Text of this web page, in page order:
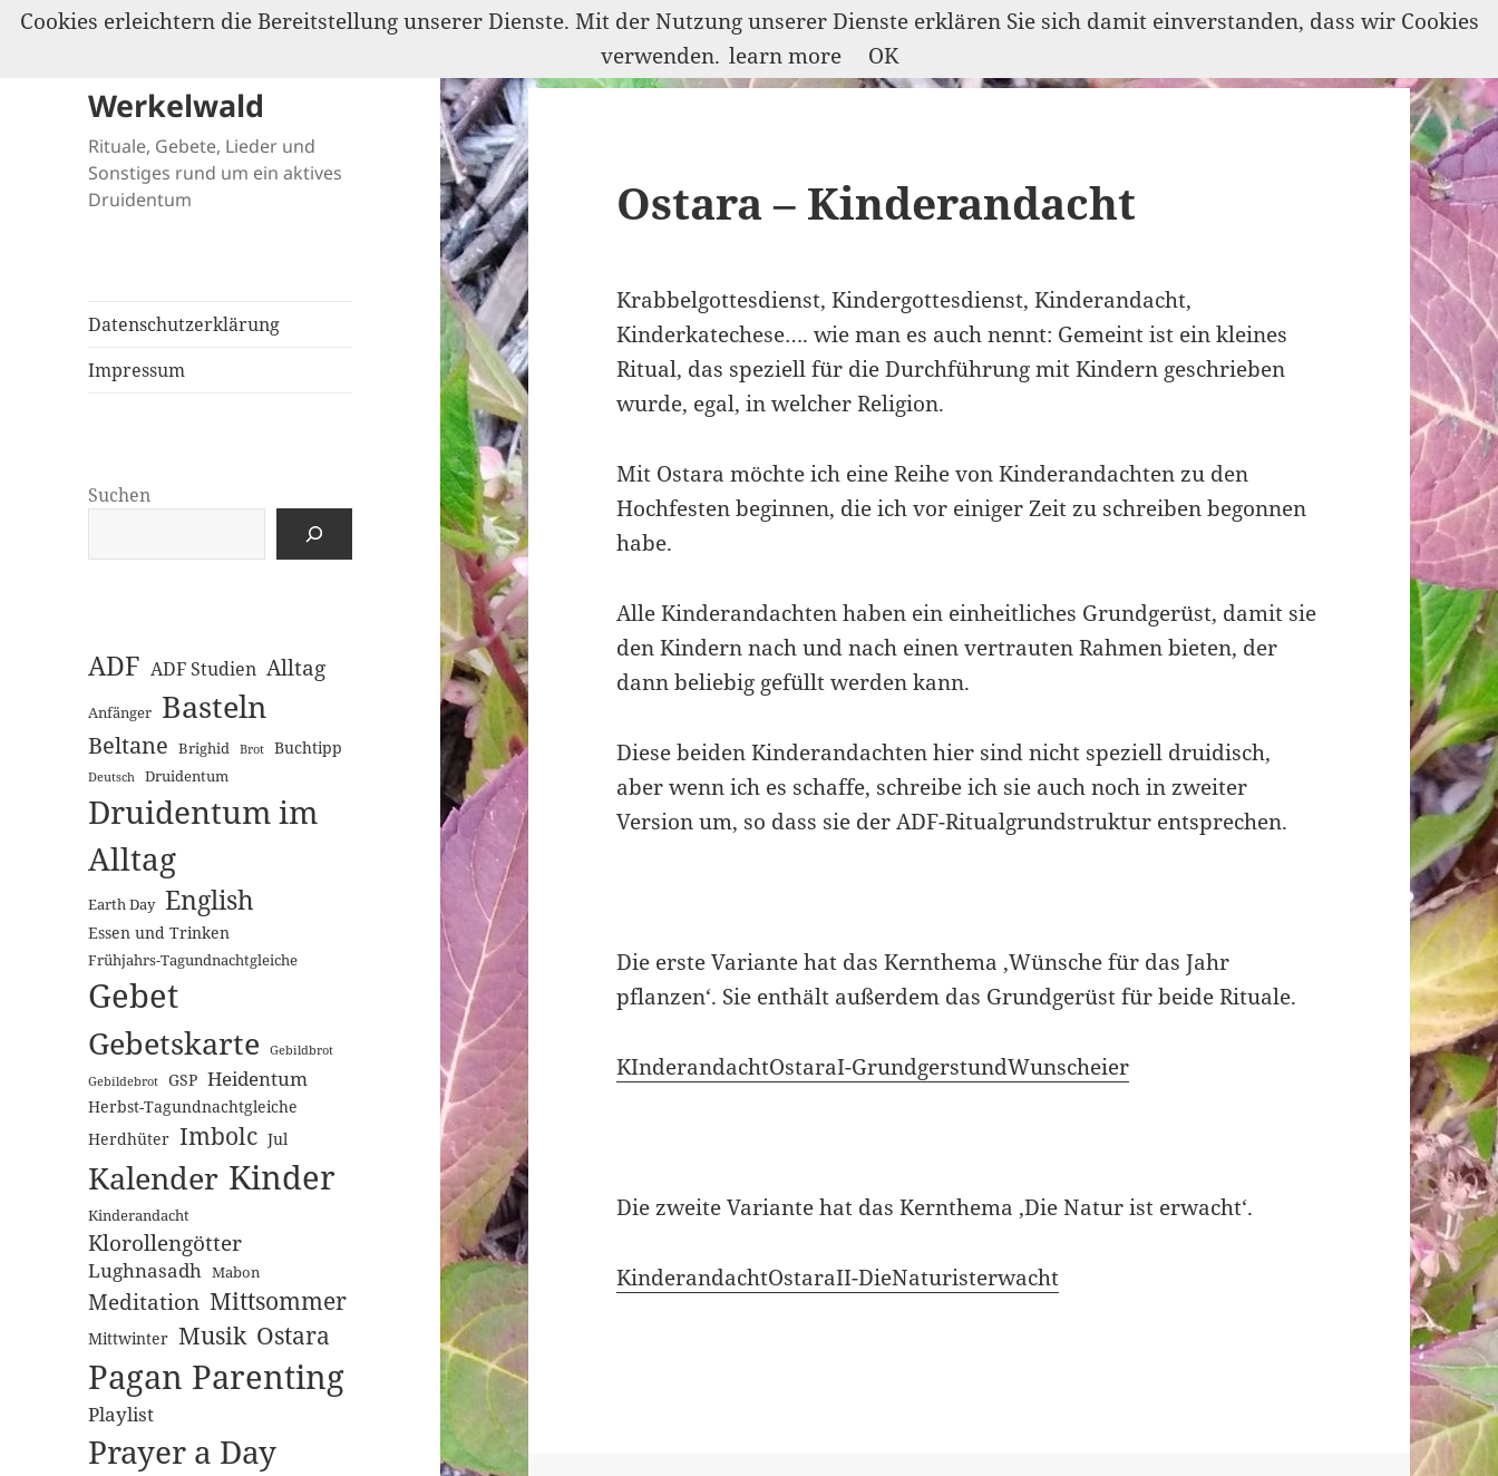
Werkelwald
Rituale, Gebete, Lieder und
Sonstiges rund um ein aktives
Druidentum
Datenschutzerklärung
Impressum
Suchen
ADF ADF Studien Alltag
Anfänger Basteln
Beltane Brighid Brot Buchtipp
Deutsch Druidentum
Druidentum im
Alltag
Earth Day English
Essen und Trinken
Frühjahrs-Tagundnachtgleiche
Gebet
Gebetskarte
Gebildbrot
Gebildebrot
GSP Heidentum
Herbst-Tagundnachtgleiche
Herdhüter Imbolc Jul
Kalender Kinder
Kinderandacht
Klorollengötter
Lughnasadh Mabon
Meditation Mittsommer
Mittwinter Musik Ostara
Pagan Parenting
Playlist
Prayer a Day
Ostara – Kinderandacht
Krabbelgottesdienst, Kindergottesdienst, Kinderandacht,
Kinderkatechese…. wie man es auch nennt: Gemeint ist ein kleines
Ritual, das speziell für die Durchführung mit Kindern geschrieben
wurde, egal, in welcher Religion.
Mit Ostara möchte ich eine Reihe von Kinderandachten zu den
Hochfesten beginnen, die ich vor einiger Zeit zu schreiben begonnen
habe.
Alle Kinderandachten haben ein einheitliches Grundgerüst, damit sie
den Kindern nach und nach einen vertrauten Rahmen bieten, der
dann beliebig gefüllt werden kann.
Diese beiden Kinderandachten hier sind nicht speziell druidisch,
aber wenn ich es schaffe, schreibe ich sie auch noch in zweiter
Version um, so dass sie der ADF-Ritualgrundstruktur entsprechen.
Die erste Variante hat das Kernthema ‚Wünsche für das Jahr
pflanzen‘. Sie enthält außerdem das Grundgerüst für beide Rituale.
KInderandachtOstaraI-GrundgerstundWunscheier
Die zweite Variante hat das Kernthema ‚Die Natur ist erwacht‘.
KinderandachtOstaraII-DieNaturisterwacht
Cookies erleichtern die Bereitstellung unserer Dienste. Mit der Nutzung unserer Dienste erklären Sie sich damit einverstanden, dass wir Cookies
verwenden. learn more OK